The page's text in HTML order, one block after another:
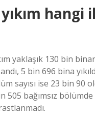
hangi
yaklaşık 130 bin
5 bin 696 bina
sayısı ise 23 bin 90
505 bağımsız